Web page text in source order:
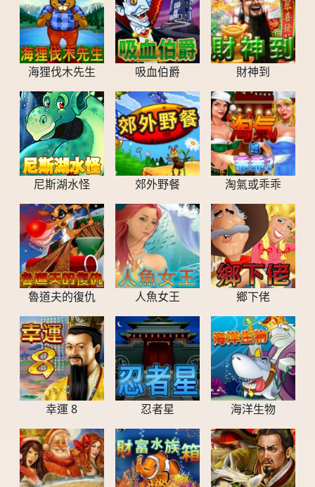
海狸伐木先生 吸血伯爵 財神到
尼斯湖水怪 郊外野餐 淘氣或乖乖
魯道夫的復仇 人魚女王 鄉下佬
幸運 8 忍者星 海洋生物